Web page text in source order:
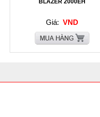
Giá: VND